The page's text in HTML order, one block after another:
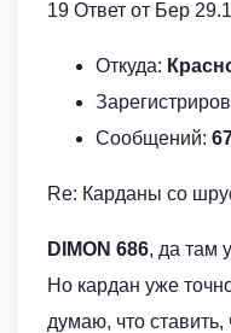
19 Ответ от Бер
Откуда:
Сообщений:
Re: Карданы со
DIMON 686, да там
Но кардан уже
думаю, что